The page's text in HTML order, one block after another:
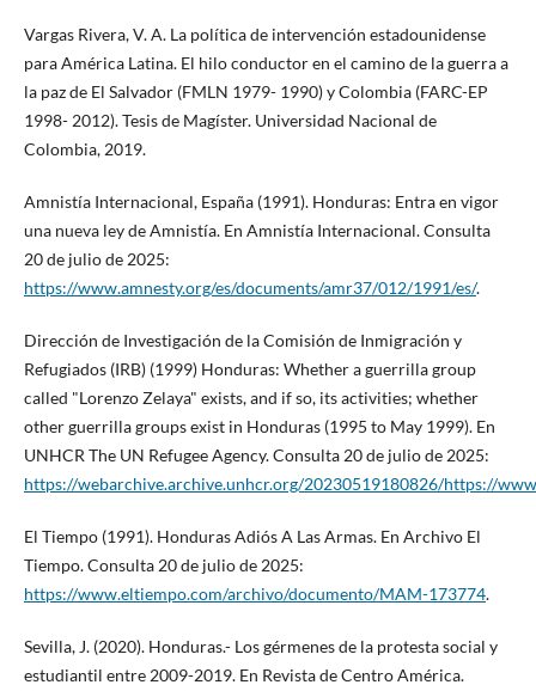
Vargas Rivera, V. A. La política de intervención estadounidense
para América Latina. El hilo conductor en el camino de la guerra a
la paz de El Salvador (FMLN 1979- 1990) y Colombia (FARC-EP
1998- 2012). Tesis de Magíster. Universidad Nacional de
Colombia, 2019.
Amnistía Internacional, España (1991). Honduras: Entra en vigor
una nueva ley de Amnistía. En Amnistía Internacional. Consulta
20 de julio de 2025:
https://www.amnesty.org/es/documents/amr37/012/1991/es/.
Dirección de Investigación de la Comisión de Inmigración y
Refugiados (IRB) (1999) Honduras: Whether a guerrilla group
called "Lorenzo Zelaya" exists, and if so, its activities; whether
other guerrilla groups exist in Honduras (1995 to May 1999). En
UNHCR The UN Refugee Agency. Consulta 20 de julio de 2025:
https://webarchive.archive.unhcr.org/20230519180826/https://
El Tiempo (1991). Honduras Adiós A Las Armas. En Archivo El
Tiempo. Consulta 20 de julio de 2025:
https://www.eltiempo.com/archivo/documento/MAM-173774.
Sevilla, J. (2020). Honduras.- Los gérmenes de la protesta social y
estudiantil entre 2009-2019. En Revista de Centro América.